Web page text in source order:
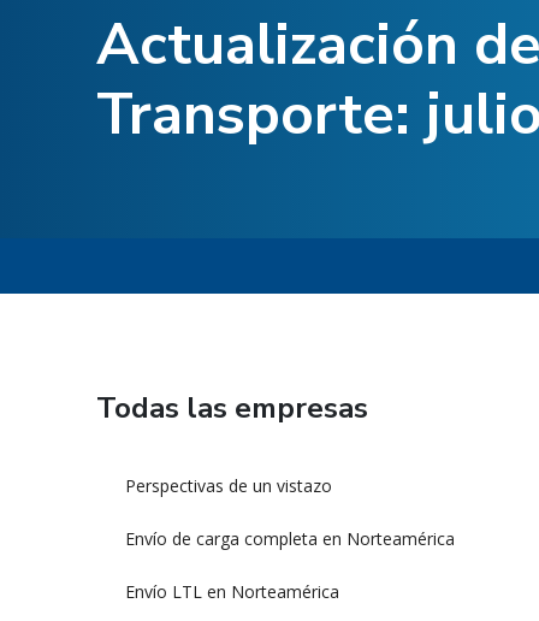
Actualización
Transporte:
Todas las empresas
Perspectivas de un vistazo
Envío de carga completa en Norteamérica
Envío LTL en Norteamérica